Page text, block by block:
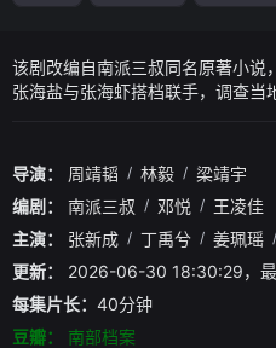
该剧改编自南派三叔同名原著小说
张海盐与张海虾搭档联手，调查当
虾不幸身中剧毒落下终身残疾，
也在险境之中见证了刻骨铭心的兄
导演：
周靖韬 / 林毅 / 梁靖宇
编剧：
南派三叔 / 邓悦 / 王凌佳
主演：
张新成 / 丁禹兮 / 姜珮瑶 /
更新：
2026-06-30 18:30:29，
每集片长： 40分钟
豆瓣：
南部档案